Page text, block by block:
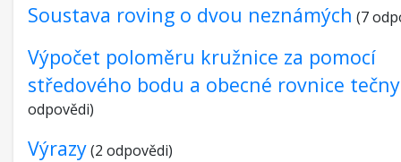
Soustava roving o dvou neznámých (7
Výpočet poloměru kružnice za pomocí
středového bodu a obecné rovnice tečny
odpovědi)
Výrazy(2 odpovědi)